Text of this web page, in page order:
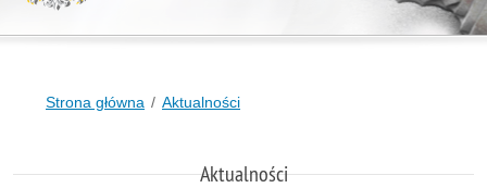
Strona główna Aktualności
Aktualności